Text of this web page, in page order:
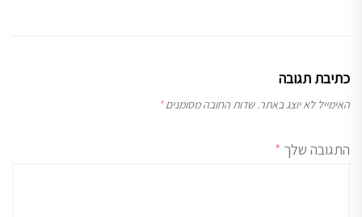
כתיבת תגובה
האימייל לא יוצג באתר. שדות החובה מסומנים*
התגובה שלך *